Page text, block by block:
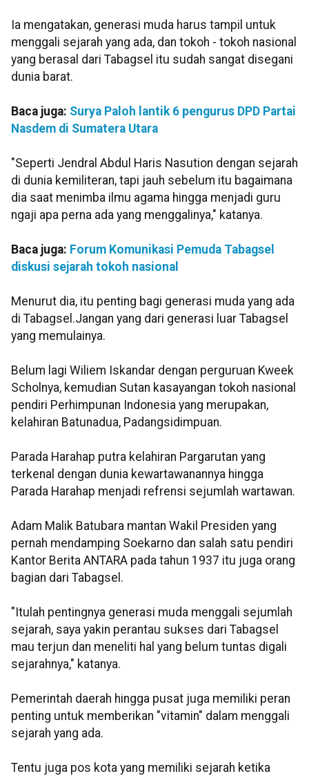
Ia mengatakan, generasi muda harus tampil untuk
menggali sejarah yang ada, dan tokoh - tokoh nasional
yang berasal dari Tabagsel itu sudah sangat disegani
dunia barat.
Baca juga: Surya Paloh lantik 6 pengurus DPD Partai
Nasdem di Sumatera Utara
"Seperti Jendral Abdul Haris Nasution dengan sejarah
di dunia kemiliteran, tapi jauh sebelum itu bagaimana
dia saat menimba ilmu agama hingga menjadi guru
ngaji apa perna ada yang menggalinya," katanya.
Baca juga: Forum Komunikasi Pemuda Tabagsel
diskusi sejarah tokoh nasional
Menurut dia, itu penting bagi generasi muda yang ada
di Tabagsel.Jangan yang dari generasi luar Tabagsel
yang memulainya.
Belum lagi Wiliem Iskandar dengan perguruan Kweek
Scholnya, kemudian Sutan kasayangan tokoh nasional
pendiri Perhimpunan Indonesia yang merupakan,
kelahiran Batunadua, Padangsidimpuan.
Parada Harahap putra kelahiran Pargarutan yang
terkenal dengan dunia kewartawanannya hingga
Parada Harahap menjadi refrensi sejumlah wartawan.
Adam Malik Batubara mantan Wakil Presiden yang
pernah mendamping Soekarno dan salah satu pendiri
Kantor Berita ANTARA pada tahun 1937 itu juga orang
bagian dari Tabagsel.
"Itulah pentingnya generasi muda menggali sejumlah
sejarah, saya yakin perantau sukses dari Tabagsel
mau terjun dan meneliti hal yang belum tuntas digali
sejarahnya," katanya.
Pemerintah daerah hingga pusat juga memiliki peran
penting untuk memberikan "vitamin" dalam menggali
sejarah yang ada.
Tentu juga pos kota yang memiliki sejarah ketika